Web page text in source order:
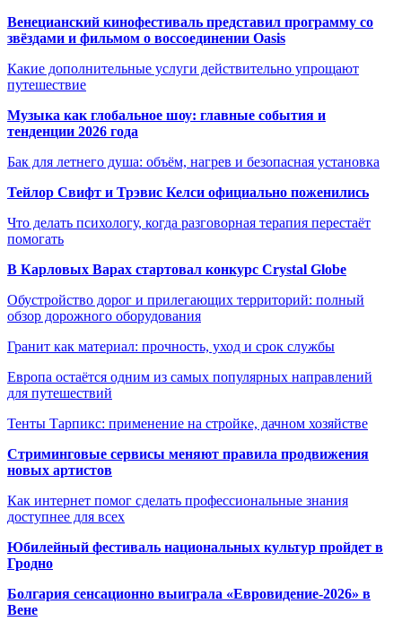
Венецианский кинофестиваль представил программу со
звёздами и фильмом о воссоединении Oasis
Какие дополнительные услуги действительно упрощают
путешествие
Музыка как глобальное шоу: главные события и
тенденции 2026 года
Бак для летнего душа: объём, нагрев и безопасная установка
Тейлор Свифт и Трэвис Келси официально поженились
Что делать психологу, когда разговорная терапия перестаёт
помогать
В Карловых Варах стартовал конкурс Crystal Globe
Обустройство дорог и прилегающих территорий: полный
обзор дорожного оборудования
Гранит как материал: прочность, уход и срок службы
Европа остаётся одним из самых популярных направлений
для путешествий
Тенты Тарпикс: применение на стройке, дачном хозяйстве
Стриминговые сервисы меняют правила продвижения
новых артистов
Как интернет помог сделать профессиональные знания
доступнее для всех
Юбилейный фестиваль национальных культур пройдет в
Гродно
Болгария сенсационно выиграла «Евровидение-2026» в
Вене